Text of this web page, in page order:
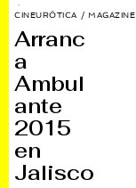
CINEURÓTICA / MAGAZINE
Arranc
a
Ambul
ante
2015
en
Jalisco